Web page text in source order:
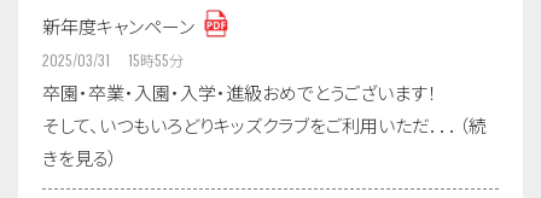
新年度キャンペーン
2025/03/31 15時55分
卒園・卒業・入園・入学・進級おめでとうございます！
そして、いつもいろどりキッズクラブをご利用いただ．．．（続
きを見る）